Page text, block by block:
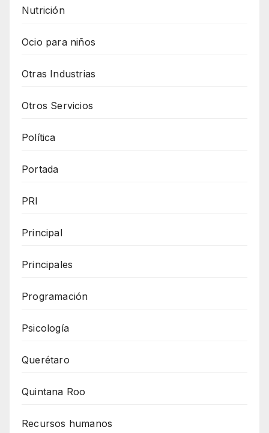
Nutrición
Ocio para niños
Otras Industrias
Otros Servicios
Política
Portada
PRI
Principal
Principales
Programación
Psicología
Querétaro
Quintana Roo
Recursos humanos